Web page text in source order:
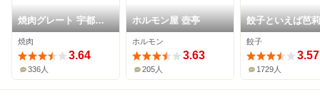
焼肉グレート 宇都宮
駅前店
焼肉
3.64
336人
ホルモン屋 壺亭
ホルモン
3.63
205人
餃子といえば芭
餃子
3.57
1729人